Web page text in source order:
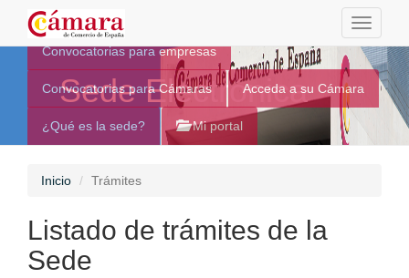
Toggle
Sede Electrónica
Convocatorias para empresas
Convocatorias para Cámaras Acceda a su Cámara
¿Qué es la sede? Mi portal
Inicio Trámites
Listado de trámites de la
Sede